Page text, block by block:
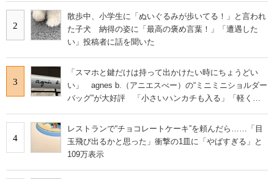
2
散歩中、小学生に「ぬいぐるみが歩いてる！」と言われ
た子犬 納得の姿に「最高の褒め言葉！」「遭遇した
い」投稿者に話を聞いた
3
「スマホと鍵だけは持って出かけたい時にちょうどい
い」 agnes b.（アニエスべー）の“ミニミニショルダー
バッグ”が大好評 「小さいハンカチも入る」「軽くて
4
レストランで“チョコレートケーキ”を頼んだら……「目
玉飛び出るかと思った」衝撃の1皿に「やばすぎる」と
109万表示